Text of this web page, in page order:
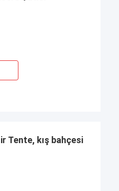
Tente, kış bahçesi